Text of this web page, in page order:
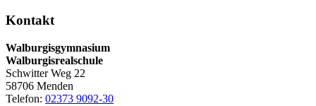
Kontakt
Walburgisgymnasium
Walburgisrealschule
Schwitter Weg 22
58706 Menden
Telefon: 02373 9092-30